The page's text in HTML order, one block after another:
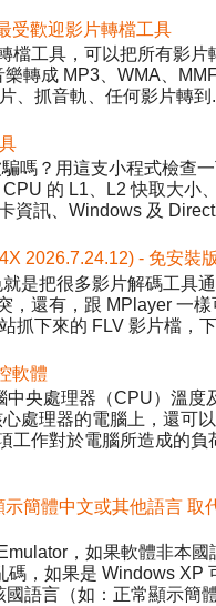
受歡迎影片轉檔工具
工具，可以把所有影片
轉成 MP3、WMA、
、抓音軌、任何影片轉到
嗎？用這支小程式檢查
的 L1、L2 快取大小
資訊、Windows 及
2026.7.24.12) - 免安裝
是把很多影片解碼工具
，還有，跟 MPlayer 一
抓下來的 FLV 影片檔，
軟體
央處理器（CPU）溫度
處理器的電腦上，還可
工作對於電腦所造成的負
簡體中文或其他語言 取
，如果軟體非本國
，如果是 Windows XP
語言（如：正常顯示簡